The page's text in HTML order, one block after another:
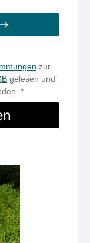
zur
gelesen und
*